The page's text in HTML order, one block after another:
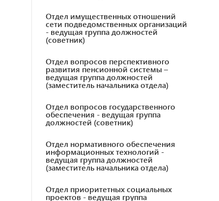
Отдел имущественных отношений
сети подведомственных организаций
- ведущая группа должностей
(советник)
Отдел вопросов перспективного
развития пенсионной системы –
ведущая группа должностей
(заместитель начальника отдела)
Отдел вопросов государственного
обеспечения - ведущая группа
должностей (советник)
Отдел нормативного обеспечения
информационных технологий -
ведущая группа должностей
(заместитель начальника отдела)
Отдел приоритетных социальных
проектов - ведущая группа